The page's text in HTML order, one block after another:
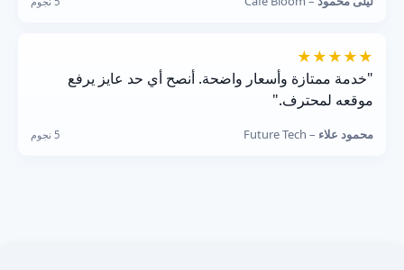
★★★★★
"خدمة ممتازة وأسعار واضحة. أنصح أي حد عايز يرفع
موقعه لمحترف."
محمود علاء – Future Tech 5 نجوم